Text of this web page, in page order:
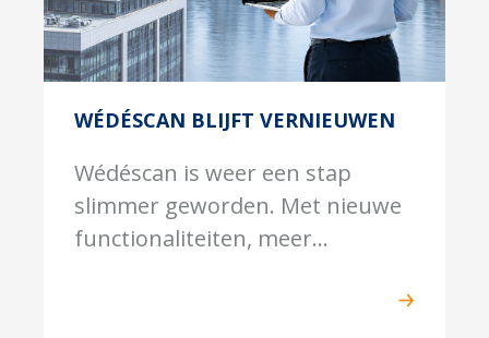
WÉDÉSCAN BLIJFT VERNIEUWEN
Wédéscan is weer een stap
slimmer geworden. Met nieuwe
functionaliteiten, meer...